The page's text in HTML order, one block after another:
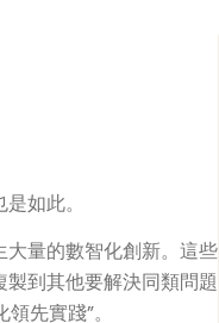
如此。
量的數智化創新。這些
到其他要解決同類問題
先實踐”。